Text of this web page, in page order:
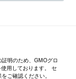
明のため、GMOグロ
用しております。 セ
ご確認ください。